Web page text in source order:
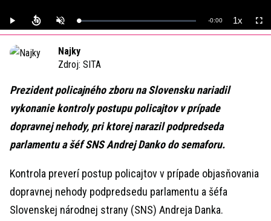
Play UnmuteLoaded:
0%
Remaining
-0:00 1xPlayback
Rate
Najky
Zdroj: SITA
Prezident policajného zboru na Slovensku nariadil
vykonanie kontroly postupu policajtov v prípade
dopravnej nehody, pri ktorej narazil podpredseda
parlamentu a šéf SNS Andrej Danko do semaforu.
Kontrola preverí postup policajtov v prípade objasňovania
dopravnej nehody podpredsedu parlamentu a šéfa
Slovenskej národnej strany (SNS) Andreja Danka.